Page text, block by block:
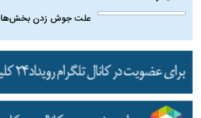
علت جوش زدن